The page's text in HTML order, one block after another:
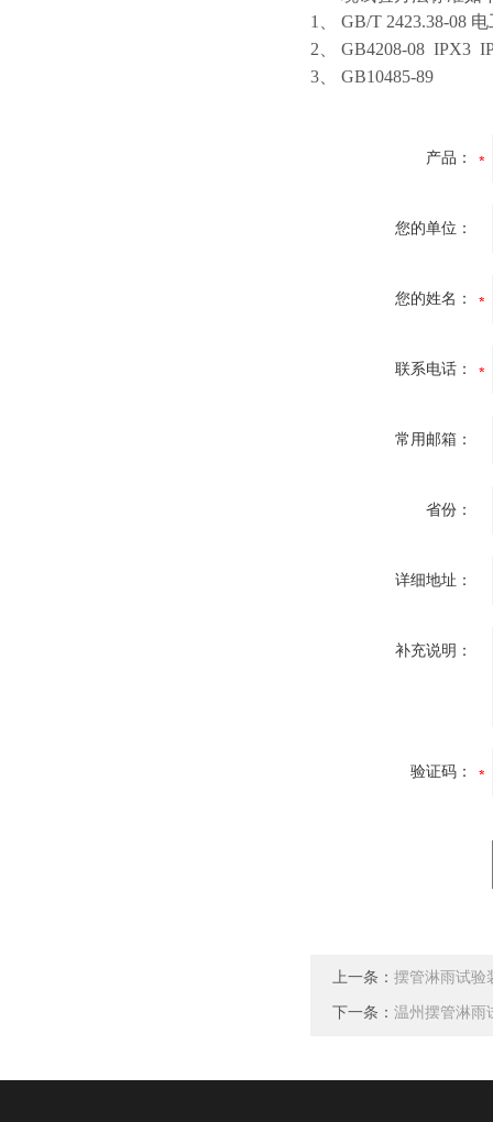
1、
GB/T 2423.38-08
2、
GB4208-08 IPX3
3、 GB10485-89
产品：
您的单位：
您的姓名：
联系电话：
常用邮箱：
省份：
详细地址：
补充说明：
验证码：
上一条： 摆管淋雨试验
下一条： 温州摆管淋雨